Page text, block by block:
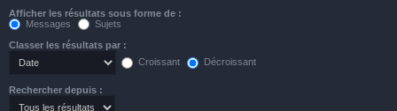
Afficher les résultats sous forme de :
Messages
Sujets
Classer les résultats par :
Croissant
Décroissant
Rechercher depuis :